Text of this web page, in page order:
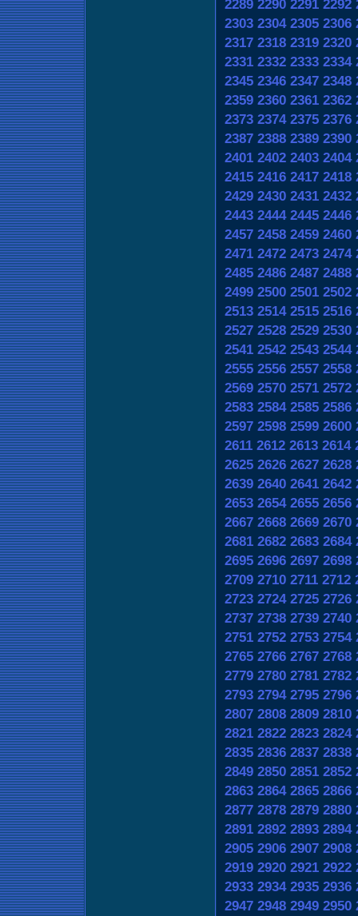
2289 2290 2291 2292
2303 2304 2305 2306
2317 2318 2319 2320
2331 2332 2333 2334
2345 2346 2347 2348
2359 2360 2361 2362
2373 2374 2375 2376
2387 2388 2389 2390
2401 2402 2403 2404
2415 2416 2417 2418
2429 2430 2431 2432
2443 2444 2445 2446
2457 2458 2459 2460
2471 2472 2473 2474
2485 2486 2487 2488
2499 2500 2501 2502
2513 2514 2515 2516
2527 2528 2529 2530
2541 2542 2543 2544
2555 2556 2557 2558
2569 2570 2571 2572
2583 2584 2585 2586
2597 2598 2599 2600
2611 2612 2613 2614
2625 2626 2627 2628
2639 2640 2641 2642
2653 2654 2655 2656
2667 2668 2669 2670
2681 2682 2683 2684
2695 2696 2697 2698
2709 2710 2711 2712
2723 2724 2725 2726
2737 2738 2739 2740
2751 2752 2753 2754
2765 2766 2767 2768
2779 2780 2781 2782
2793 2794 2795 2796
2807 2808 2809 2810
2821 2822 2823 2824
2835 2836 2837 2838
2849 2850 2851 2852
2863 2864 2865 2866
2877 2878 2879 2880
2891 2892 2893 2894
2905 2906 2907 2908
2919 2920 2921 2922
2933 2934 2935 2936
2947 2948 2949 2950